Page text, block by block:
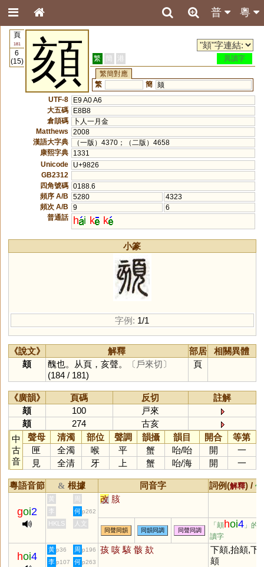
粵
普
頁
181
6
(15)
頦 繁 簡 港
異讀字
繁簡對應
繁
簡 颏
UTF-8
E9 A0 A6
大五碼
E8B8
倉頡碼
卜人一月金
Matthews
2008
漢語大字典
（一版）4370；（二版）4658
康熙字典
1331
Unicode
U+9826
GB2312
四角號碼 0188.6
頻序 A/B
5280
4323
頻次 A/B
9
6
普通話
h i k k
小篆
字例: 1/1
《說文》 解釋 部居
相關異體
頦
醜也。从頁，亥聲。
〔戶來切〕
(184 / 181)
頁
《廣韻》 頁碼 反切
註解
頦
100
戸來
頦
274
古亥
中
古
音
聲母 清濁 部位 聲調 韻攝 韻目 開合
等第
匣
全濁 喉 平 蟹 咍/咍 開
一
見
全清 牙 上 蟹 咍/海 開 一
粵語音節 & 根據 同音字 詞例(解釋) /
goi2
黃 周 改 胲
李 何 p262
HKLS 人文
同聲同韻 同韻同調 同聲同調
「頦hoi4 」的
讀字
hoi4
黃 p36 周 p196 孩 咳 駭 骸 欬
下頦,抬頦,下
頦
李 p107 何 p263